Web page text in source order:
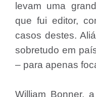
levam uma
que fui editor,
casos destes.
sobretudo em
– para apenas
William Bonner,